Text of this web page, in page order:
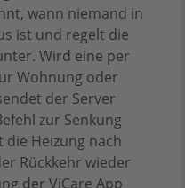
wann niemand in
ist und regelt die
Wird eine per
Wohnung oder
der Server
zur Senkung
die Heizung nach
Rückkehr wieder
der ViCare App